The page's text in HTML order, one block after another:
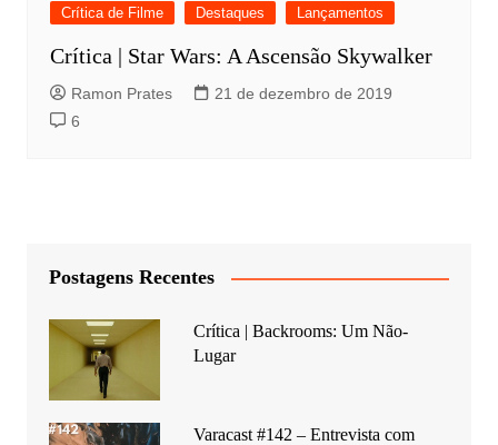
Crítica de Filme Destaques Lançamentos
Crítica | Star Wars: A Ascensão Skywalker
Ramon Prates
21 de dezembro de 2019
6
Postagens Recentes
Crítica | Backrooms: Um Não-
Lugar
Varacast #142 – Entrevista com